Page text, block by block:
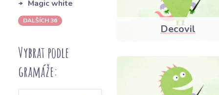
Magic white
DALŠÍCH 36
Vybrat podle
gramáže:
Decovil